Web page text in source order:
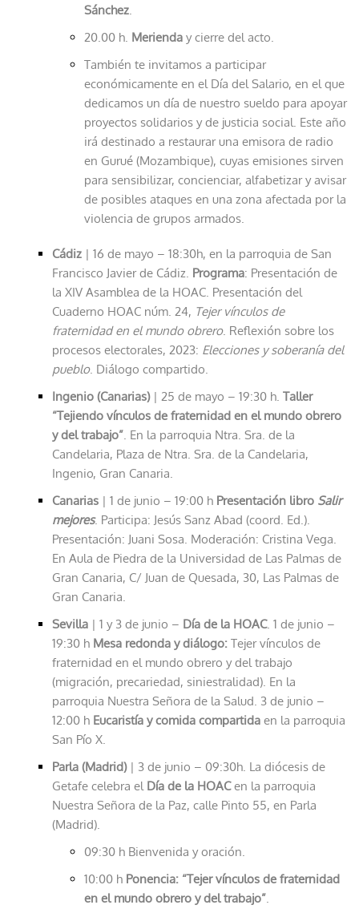
Sánchez.
20.00 h. Merienda y cierre del acto.
También te invitamos a participar
económicamente en el Día del Salario, en el que
dedicamos un día de nuestro sueldo para apoyar
proyectos solidarios y de justicia social. Este año
irá destinado a restaurar una emisora de radio
en Gurué (Mozambique), cuyas emisiones sirven
para sensibilizar, concienciar, alfabetizar y avisar
de posibles ataques en una zona afectada por la
violencia de grupos armados.
Cádiz | 16 de mayo – 18:30h, en la parroquia de San
Francisco Javier de Cádiz. Programa: Presentación de
la XIV Asamblea de la HOAC. Presentación del
Cuaderno HOAC núm. 24, Tejer vínculos de
fraternidad en el mundo obrero. Reflexión sobre los
procesos electorales, 2023: Elecciones y soberanía del
pueblo. Diálogo compartido.
Ingenio (Canarias) | 25 de mayo – 19:30 h. Taller
“Tejiendo vínculos de fraternidad en el mundo obrero
y del trabajo”. En la parroquia Ntra. Sra. de la
Candelaria, Plaza de Ntra. Sra. de la Candelaria,
Ingenio, Gran Canaria.
Canarias | 1 de junio – 19:00 h Presentación libro Salir
mejores. Participa: Jesús Sanz Abad (coord. Ed.).
Presentación: Juani Sosa. Moderación: Cristina Vega.
En Aula de Piedra de la Universidad de Las Palmas de
Gran Canaria, C/ Juan de Quesada, 30, Las Palmas de
Gran Canaria.
Sevilla | 1 y 3 de junio – Día de la HOAC. 1 de junio –
19:30 h Mesa redonda y diálogo: Tejer vínculos de
fraternidad en el mundo obrero y del trabajo
(migración, precariedad, siniestralidad). En la
parroquia Nuestra Señora de la Salud. 3 de junio –
12:00 h Eucaristía y comida compartida en la parroquia
San Pío X.
Parla (Madrid)| 3 de junio – 09:30h. La diócesis de
Getafe celebra el Día de la HOACen la parroquia
Nuestra Señora de la Paz, calle Pinto 55, en Parla
(Madrid).
09:30 h Bienvenida y oración.
10:00 h Ponencia: “Tejer vínculos de fraternidad
en el mundo obrero y del trabajo”.